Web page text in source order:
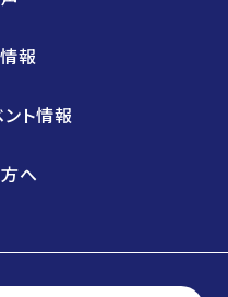
報
ント情報
へ